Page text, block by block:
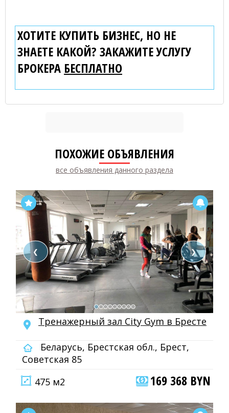
ХОТИТЕ КУПИТЬ БИЗНЕС, НО НЕ
ЗНАЕТЕ КАКОЙ? ЗАКАЖИТЕ УСЛУГУ
БРОКЕРА БЕСПЛАТНО
ПОХОЖИЕ ОБЪЯВЛЕНИЯ
все объявления данного раздела
❮ ❯
Тренажерный зал City Gym в Бресте
Беларусь, Брестская обл., Брест,
Советская 85
475 м2
169 368 BYN